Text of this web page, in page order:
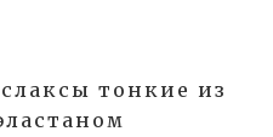
тонкие из